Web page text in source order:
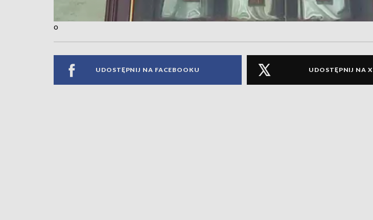
o
UDOSTĘPNIJ NA FACEBOOKU UDOSTĘPNIJ NA X